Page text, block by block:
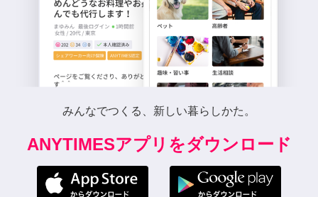
みんなでつくる、新しい暮らしかた。
ANYTIMESアプリをダウンロード